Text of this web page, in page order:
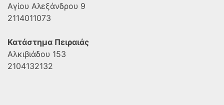
Αγίου Αλεξάνδρου 9
2114011073
Κατάστημα Πειραιάς
Αλκιβιάδου 153
2104132132